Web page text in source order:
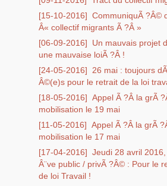
[15-10-2016] CommuniquÃ ?Â©
Â« collectif migrants Ã ?Â »
[06-09-2016]
Un mauvais projet
une mauvaise loiÃ ?Â !
[24-05-2016]
26 mai : toujours
Â©(e)s pour le retrait de la loi
[18-05-2016] Appel Ã ?Â la grÃ
mobilisation le 19 mai
[11-05-2016] Appel Ã ?Â la grÃ
mobilisation le 17 mai
[17-04-2016] Jeudi 28 avril
Â¨ve public / privÃ ?Â© : Pour le
de loi Travail !